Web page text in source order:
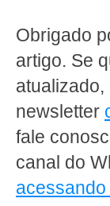
Alegre
Obrigado
artigo. Se
newsletter
fale
canal do
acessando